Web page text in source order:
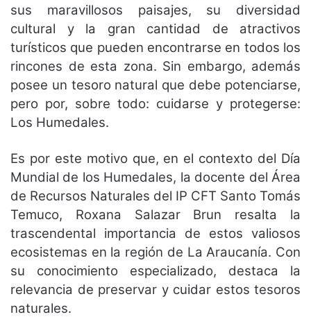
sus maravillosos paisajes, su diversidad
cultural y la gran cantidad de atractivos
turísticos que pueden encontrarse en todos los
rincones de esta zona. Sin embargo, además
posee un tesoro natural que debe potenciarse,
pero por, sobre todo: cuidarse y protegerse:
Los Humedales.
Es por este motivo que, en el contexto del Día
Mundial de los Humedales, la docente del Área
de Recursos Naturales del IP CFT Santo Tomás
Temuco, Roxana Salazar Brun resalta la
trascendental importancia de estos valiosos
ecosistemas en la región de La Araucanía. Con
su conocimiento especializado, destaca la
relevancia de preservar y cuidar estos tesoros
naturales.